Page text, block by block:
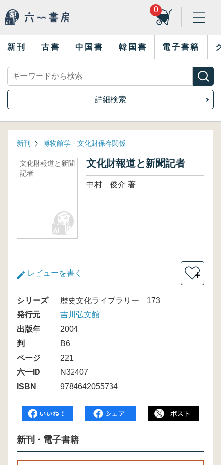
0
新刊 古書 中国書 韓国書 電子書籍
詳細検索
新刊 博物館学・文化財保存関係
文化財報道と新聞
記者
文化財報道と新聞記者
中村 俊介 著
レビューを書く ＋
シリーズ
歴史文化ライブラリー 173
発行元
吉川弘文館
出版年
2004
判
B6
ページ
221
六一ID
N32407
ISBN
9784642055734
新刊・電子書籍